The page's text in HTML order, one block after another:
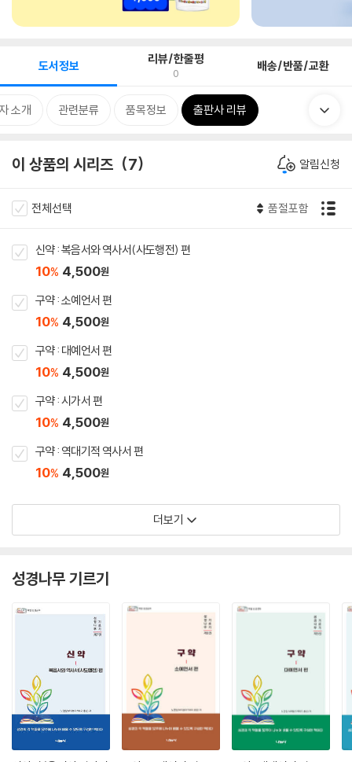
도서정보 리뷰/한줄평
0 배송/반품/교환
소개 관련분류 품목정보 출판사 리뷰
이 상품의 시리즈 7 알림신청
전체선택 품절포함
신약 : 복음서와 역사서(사도행전) 편
10% 4,500원
구약 : 소예언서 편
10% 4,500원
구약 : 대예언서 편
10% 4,500원
구약 : 시가서 편
10% 4,500원
구약 : 역대기적 역사서 편
10% 4,500원
더보기
성경나무 기르기